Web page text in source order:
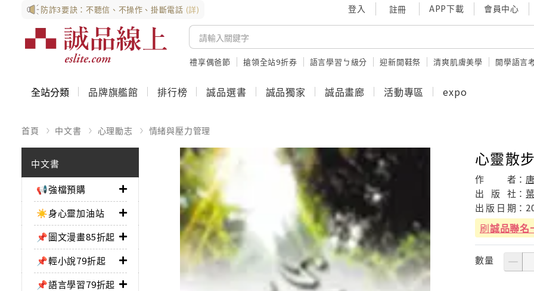
防詐3要訣：不聽信、不操作、掛斷電話 (詳) 登入 註冊 APP下載 會員中心
禮享偶爸節 搶領全站9折券 語言學習ㄅ級分 迎新開鞋祭 清爽肌膚美學 開學語言
全站分類 品牌旗艦館 排行榜 誠品選書 誠品獨家 誠品畫廊 活動專區 expo
首頁 中文書 心理勵志 情緒與壓力管理
中文書
📢強檔預購
☀️身心靈加油站
📌圖文漫畫85折起
📌輕小說79折起
📌語言學習79折起
心靈散
作 者：
出
版 社：
出 版 日 期：
刷誠品聯名
數量